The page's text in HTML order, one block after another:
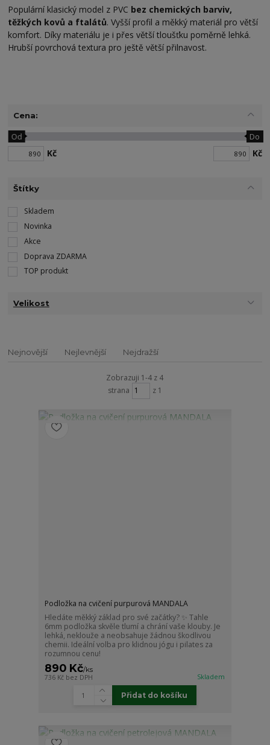
Populární klasický model z PVC bez chemických barviv,
těžkých kovů a ftalátů. Vyšší profil a měkký materiál pro větší
komfort. Díky materiálu je i přes větší tloušťku poměrně lehká.
Hrubší povrchová textura pro ještě větší přilnavost.
Cena:
Kč
Od Do
Kč
Štítky
Skladem
Novinka
Akce
Doprava ZDARMA
TOP produkt
Velikost
Nejnovější Nejlevnější Nejdražší
Zobrazuji 1-4 z 4
strana
z 1
Podložka na cvičení purpurová MANDALA
Hledáte měkký základ pro své začátky? ✨ Tahle
6mm podložka skvěle tlumí a chrání vaše klouby. Je
lehká, neklouže a neobsahuje žádnou škodlivou
chemii. Ideální volba pro klidnou jógu i pilates za
rozumnou cenu!
890 Kč/ks
736 Kč bez DPH Skladem
Přidat do košíku